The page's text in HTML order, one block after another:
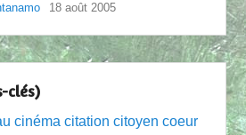
18 août 2005
clés)
cinéma citation citoyen coeur